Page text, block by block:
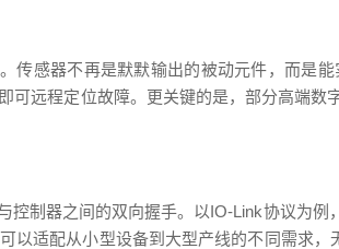
传感器不再是默默输出的被动元件，而是
可远程定位故障。更关键的是，部分高端
制器之间的双向握手。以IO-Link协议为
适配从小型设备到大型产线的不同需求